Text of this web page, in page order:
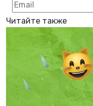
Читайте также